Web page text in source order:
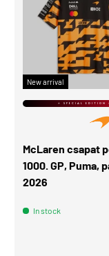
New arrival
⭐ SPECIAL EDITION
McLaren csapat
1000. GP, Puma,
2026
In stock